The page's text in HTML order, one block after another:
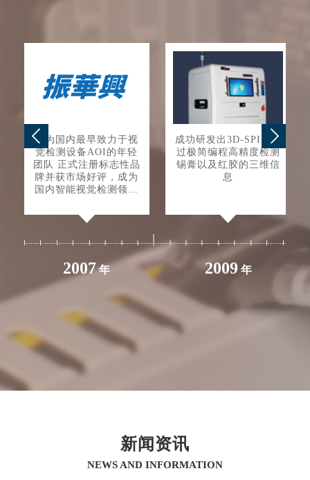
成为国内最早致力于视
觉检测设备AOI的年轻
团队 正式注册标志性品
牌并获市场好评，成为
国内智能视觉检测领域
2007年
成功研发出3D-SPI，通
过极简编程高精度检测
锡膏以及红胶的三维信
息
2009 年
新闻资讯
NEWS AND INFORMATION